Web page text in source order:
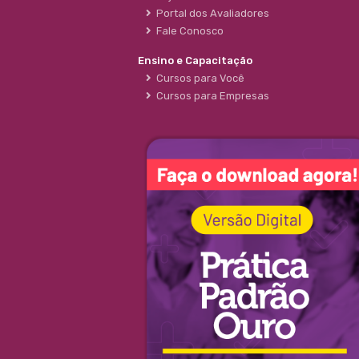
Portal dos Avaliadores
Fale Conosco
Ensino e Capacitação
Cursos para Você
Cursos para Empresas